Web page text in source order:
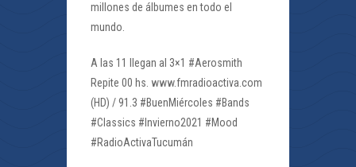
millones de álbumes en todo el
mundo.
A las 11 llegan al 3×1 #Aerosmith
Repite 00 hs. www.fmradioactiva.com
(HD) / 91.3 #BuenMiércoles #Bands
#Classics #Invierno2021 #Mood
#RadioActivaTucumán